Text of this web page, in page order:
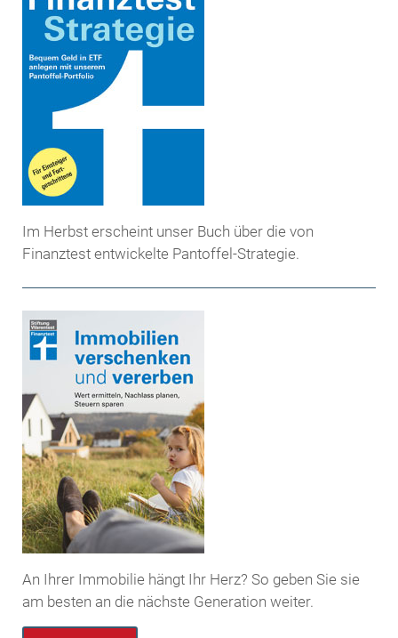
Im Herbst erscheint unser Buch über die von
Finanztest entwickelte Pantoffel-Strategie.
An Ihrer Immobilie hängt Ihr Herz? So geben Sie sie
am besten an die nächste Generation weiter.